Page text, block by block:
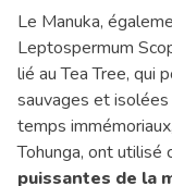
Le Manuka,
Leptospermum
lié au Tea Tree, qui
sauvages et
temps
Tohunga, ont utilisé
puissantes de la